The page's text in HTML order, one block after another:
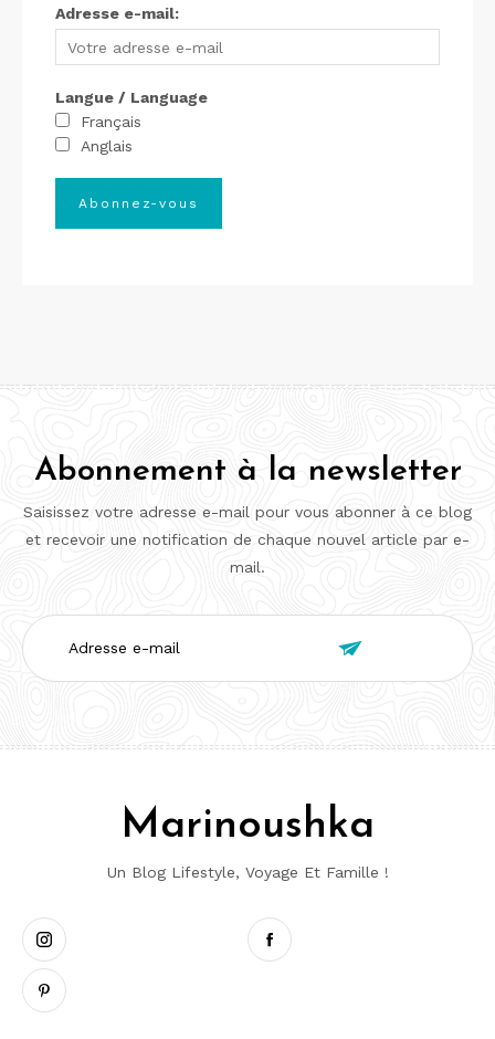
Adresse e-mail:
Langue / Language
Français
Anglais
Abonnement à la newsletter
Saisissez votre adresse e-mail pour vous abonner à ce blog
et recevoir une notification de chaque nouvel article par e-
mail.
Adresse
e-
mail

Marinoushka
Un Blog Lifestyle, Voyage Et Famille !